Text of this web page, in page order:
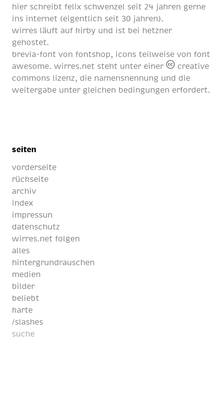
hier schreibt felix schwenzel seit 24 jahren gerne
ins internet (eigentlich seit 30 jahren).
wirres läuft auf kirby und ist bei hetzner
gehostet.
brevia-font von fontshop, icons teilweise von font
awesome. wirres.net steht unter einer
creative
commons lizenz, die namensnennung und die
weitergabe unter gleichen bedingungen erfordert.
seiten
vorderseite
rückseite
archiv
index
impressun
datenschutz
wirres.net folgen
alles
hintergrundrauschen
medien
bilder
beliebt
karte
/slashes